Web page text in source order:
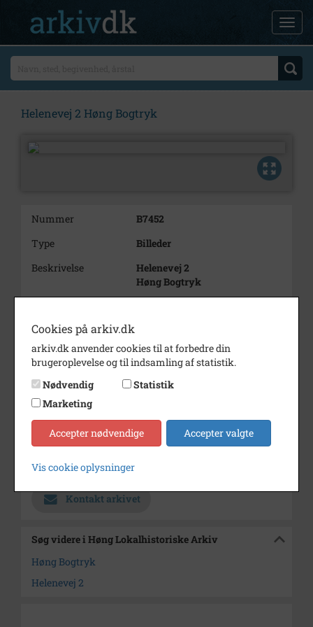
Helenevej 2 Høng Bogtryk
Nummer
B7452
Type
Billeder
Beskrivelse
Helenevej 2
Høng Bogtryk
Dateringsnote
Fotograf
Ukendt
Se på kort
Type
Enhed
Finderup Sogn (Kalundborg
Kommune) (1000-2050)
Arkiv
Kontakt arkivet
Søg videre i Høng Lokalhistoriske Arkiv
Høng Bogtryk
Helenevej 2
Cookies på arkiv.dk
arkiv.dk anvender cookies til at forbedre din
brugeroplevelse og til indsamling af statistik.
Nødvendig
Statistik
Marketing
Accepter nødvendige Accepter valgte
Vis cookie oplysninger